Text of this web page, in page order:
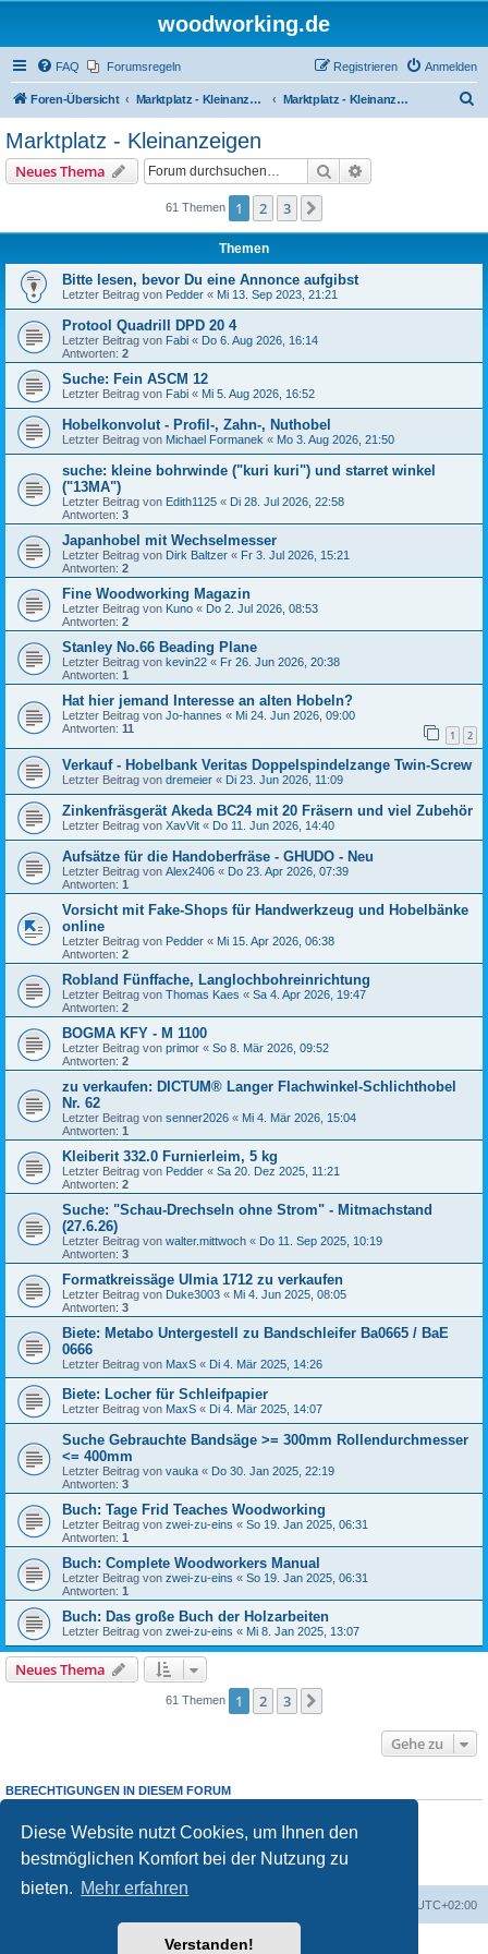
Diese Website nutzt Cookies, um Ihnen den
bestmöglichen Komfort bei der Nutzung zu
bieten. Mehr erfahren
Verstanden!
woodworking.de
FAQ Forumsregeln Anmelden
Registrieren
Foren-Übersicht Marktplatz - Kleinanzeigen auf Woodworking.de Marktplatz - Kleinanzeigen
Marktplatz - Kleinanzeigen
Neues Thema Suche
61 Themen 1 2 3
Themen
Bitte lesen, bevor Du eine Annonce aufgibst
Letzter Beitrag von Pedder « Mi 13. Sep 2023, 21:21
Protool Quadrill DPD 20 4
Letzter Beitrag von Fabi « Do 6. Aug 2026, 16:14
Antworten: 2
Suche: Fein ASCM 12
Letzter Beitrag von Fabi « Mi 5. Aug 2026, 16:52
Hobelkonvolut - Profil-, Zahn-, Nuthobel
Letzter Beitrag von Michael Formanek « Mo 3. Aug 2026, 21:50
suche: kleine bohrwinde ("kuri kuri") und starret winkel
("13MA")
Letzter Beitrag von Edith1125 « Di 28. Jul 2026, 22:58
Antworten: 3
Japanhobel mit Wechselmesser
Letzter Beitrag von Dirk Baltzer « Fr 3. Jul 2026, 15:21
Antworten: 2
Fine Woodworking Magazin
Letzter Beitrag von Kuno « Do 2. Jul 2026, 08:53
Antworten: 2
Stanley No.66 Beading Plane
Letzter Beitrag von kevin22 « Fr 26. Jun 2026, 20:38
Antworten: 1
Hat hier jemand Interesse an alten Hobeln?
Letzter Beitrag von Jo-hannes « Mi 24. Jun 2026, 09:00
Antworten: 11 1 2
Verkauf - Hobelbank Veritas Doppelspindelzange Twin-Screw
Letzter Beitrag von dremeier « Di 23. Jun 2026, 11:09
Zinkenfräsgerät Akeda BC24 mit 20 Fräsern und viel Zubehör
Letzter Beitrag von XavVit « Do 11. Jun 2026, 14:40
Aufsätze für die Handoberfräse - GHUDO - Neu
Letzter Beitrag von Alex2406 « Do 23. Apr 2026, 07:39
Antworten: 1
Vorsicht mit Fake-Shops für Handwerkzeug und Hobelbänke
online
Letzter Beitrag von Pedder « Mi 15. Apr 2026, 06:38
Antworten: 2
Robland Fünffache, Langlochbohreinrichtung
Letzter Beitrag von Thomas Kaes « Sa 4. Apr 2026, 19:47
Antworten: 2
BOGMA KFY - M 1100
Letzter Beitrag von primor « So 8. Mär 2026, 09:52
Antworten: 2
zu verkaufen: DICTUM® Langer Flachwinkel-Schlichthobel
Nr. 62
Letzter Beitrag von senner2026 « Mi 4. Mär 2026, 15:04
Antworten: 1
Kleiberit 332.0 Furnierleim, 5 kg
Letzter Beitrag von Pedder « Sa 20. Dez 2025, 11:21
Antworten: 2
Suche: "Schau-Drechseln ohne Strom" - Mitmachstand
(27.6.26)
Letzter Beitrag von walter.mittwoch « Do 11. Sep 2025, 10:19
Antworten: 3
Formatkreissäge Ulmia 1712 zu verkaufen
Letzter Beitrag von Duke3003 « Mi 4. Jun 2025, 08:05
Antworten: 3
Biete: Metabo Untergestell zu Bandschleifer Ba0665 / BaE
0666
Letzter Beitrag von MaxS « Di 4. Mär 2025, 14:26
Biete: Locher für Schleifpapier
Letzter Beitrag von MaxS « Di 4. Mär 2025, 14:07
Suche Gebrauchte Bandsäge >= 300mm Rollendurchmesser
<= 400mm
Letzter Beitrag von vauka « Do 30. Jan 2025, 22:19
Antworten: 3
Buch: Tage Frid Teaches Woodworking
Letzter Beitrag von zwei-zu-eins « So 19. Jan 2025, 06:31
Antworten: 1
Buch: Complete Woodworkers Manual
Letzter Beitrag von zwei-zu-eins « So 19. Jan 2025, 06:31
Antworten: 1
Buch: Das große Buch der Holzarbeiten
Letzter Beitrag von zwei-zu-eins « Mi 8. Jan 2025, 13:07
Neues Thema
61 Themen 1 2 3
Gehe zu
BERECHTIGUNGEN IN DIESEM FORUM
Sie dürfenkeineAntworten zu Themen in diesem Forum erstellen.
Sie dürfen Ihre Beiträge in diesem Forumnicht ändern.
Sie dürfen Ihre Beiträge in diesem Forumnichtlöschen.
keine
UTC+02:00
Powered byphpBB® Forum Software © phpBB Limited